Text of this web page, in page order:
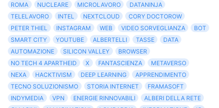
ROMA
NUCLEARE MICROLAVORO
DATANINJA
TELELAVORO
INTEL NEXTCLOUD
CORY DOCTOROW
PETER THIEL
INSTAGRAM WEB VIDEO SORVEGLIANZA
BOT
SMART CITY
YOUTUBE ALBERTELLI TASSE
DATA
AUTOMAZIONE
SILICON VALLEY
BROWSER
NO TECH 4 APARTHEID
X FANTASCIENZA
METAVERSO
NEXA
HACKTIVISM DEEP LEARNING
APPRENDIMENTO
TECNO SOLUZIONISMO
STORIA INTERNET
FRAMASOFT
INDYMEDIA
VPN ENERGIE RINNOVABILI
ALBERI DELLA RETE